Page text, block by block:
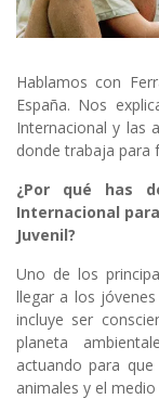
Hablamos con
España. Nos
Internacional y las
donde trabaja para
¿Por qué has
Internacional
Juvenil?
Uno de los
llegar a los
incluye ser
planeta
actuando para
animales y el